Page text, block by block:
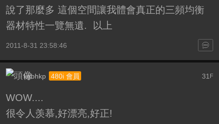
說了那麼多 這個空間讓我體會真正的三頻均衡
器材特性一覽無遺. 以上
2011-8-31 23:58:46
31 F
kgbhkp 480i 會員
WOW....
很令人羡慕,好漂亮,好正!